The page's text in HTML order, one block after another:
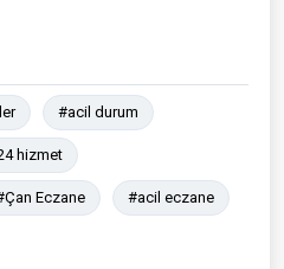
#acil durum
hizmet
Eczane #acil eczane